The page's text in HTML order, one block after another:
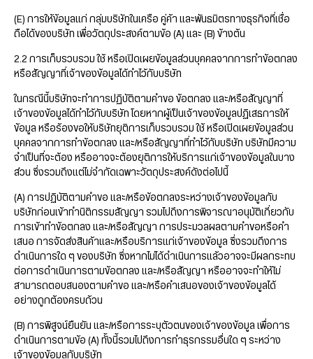
(E) การให้ข้อมูลแก่ กลุ่มบริษัทในเครือ คู่ค้า และพันธมิตรทางธุรกิจที่เชื่อ
ถือได้ของบริษัท เพื่อวัตถุประสงค์ตามข้อ (A) และ (B) ข้างต้น
2.2 การเก็บรวบรวม ใช้ หรือเปิดเผยข้อมูลส่วนบุคคลจากการทำข้อตกลง
หรือสัญญาที่เจ้าของข้อมูลได้ทำไว้กับบริษัท
ในกรณีนี้บริษัทจะทำการปฏิบัติตามคำขอ ข้อตกลง และ/หรือสัญญาที่
เจ้าของข้อมูลได้ทำไว้กับบริษัท โดยหากผู้เป็นเจ้าของข้อมูลปฏิเสธการให้
ข้อมูล หรือร้องขอให้บริษัทยุติการเก็บรวบรวม ใช้ หรือเปิดเผยข้อมูลส่วน
บุคคลจากการทำข้อตกลง และ/หรือสัญญาที่ทำไว้กับบริษัท บริษัทมีความ
จำเป็นที่จะต้อง หรืออาจจะต้องยุติการให้บริการแก่เจ้าของข้อมูลในบาง
ส่วน ซึ่งรวมถึงแต่ไม่จำกัดเฉพาะวัตถุประสงค์ดังต่อไปนี้
(A) การปฏิบัติตามคำขอ และ/หรือข้อตกลงระหว่างเจ้าของข้อมูลกับ
บริษัทก่อนเข้าทำนิติกรรมสัญญา รวมไปถึงการพิจารณาอนุมัติเกี่ยวกับ
การเข้าทำข้อตกลง และ/หรือสัญญา การประมวลผลตามคำขอหรือคำ
เสนอ การจัดส่งสินค้าและ/หรือบริการแก่เจ้าของข้อมูล ซึ่งรวมถึงการ
ดำเนินการใด ๆ ของบริษัท ซึ่งหากไม่ได้ดำเนินการแล้วอาจจะมีผลกระทบ
ต่อการดำเนินการตามข้อตกลง และ/หรือสัญญา หรืออาจจะทำให้ไม่
สามารถตอบสนองตามคำขอ และ/หรือคำเสนอของเจ้าของข้อมูลได้
อย่างถูกต้องครบถ้วน
(B) การพิสูจน์ยืนยัน และ/หรือการระบุตัวตนของเจ้าของข้อมูล เพื่อการ
ดำเนินการตามข้อ (A) ทั้งนี้รวมไปถึงการทำธุรกรรมอื่นใด ๆ ระหว่าง
เจ้าของข้อมูลกับบริษัท